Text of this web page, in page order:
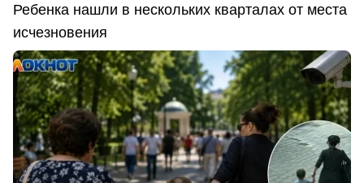
Ребенка нашли в нескольких кварталах от места
исчезновения